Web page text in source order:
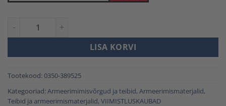
FLIISTEIP SCLEY 238 150MM*25M kogus
LISA KORVI
Tootekood:0350-389525
Kategooriad:Armeerimimisvõrgud ja teibid, Armeerimismaterjalid,
Teibid ja armeerimismaterjalid, VIIMISTLUSKAUBAD